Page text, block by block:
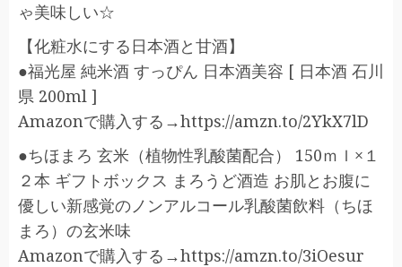
ゃ美味しい☆
【化粧水にする日本酒と甘酒】
●福光屋 純米酒 すっぴん 日本酒美容 [ 日本酒 石川
県 200ml ]
Amazonで購入する→https://amzn.to/2YkX7lD
●ちほまろ 玄米（植物性乳酸菌配合） 150ｍｌ×１
２本 ギフトボックス まろうど酒造 お肌とお腹に
優しい新感覚のノンアルコール乳酸菌飲料（ちほ
まろ）の玄米味
Amazonで購入する→https://amzn.to/3iOesur